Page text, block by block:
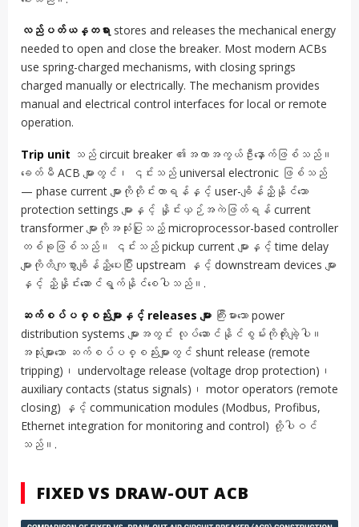
လည်ပတ်ယန္တရား stores and releases the mechanical energy
needed to open and close the breaker. Most modern ACBs
use spring-charged mechanisms, with closing springs
charged manually or electrically. The mechanism provides
manual and electrical control interfaces for local or remote
operation.
Trip unit သည် circuit breaker ၏အကာအကွယ်ဦးနှောက်ဖြစ်သည်။
ခေတ်မီ ACB များတွင်၊ ၎င်းသည် universal electronic ဖြစ်သည်
— phase current များကိုတိုင်းတာရန်နှင့် user-ချိန်ညှိနိုင်သော
protection settings များနှင့် နှိုင်းယှဉ်အကဲဖြတ်ရန် current
transformer များကိုအသုံးပြုသည့် microprocessor-based controller
တစ်ခုဖြစ်သည်။ ၎င်းသည် pickup current များနှင့် time delay
များကိုတိကျစွာချိန်ညှိပေးပြီး upstream နှင့် downstream devices များ
နှင့် ညှိနှိုင်းဆောင်ရွက်နိုင်စေပါသည်။.
ဆက်စပ်ပစ္စည်းများနှင့် releases များ ကြီးမားသော power
distribution systems များအတွင်း လုပ်ဆောင်နိုင်စွမ်းကိုတိုးချဲ့ပါ။
အသုံးများသော ဆက်စပ်ပစ္စည်းများတွင် shunt release (remote
tripping)၊ undervoltage release (voltage drop protection)၊
auxiliary contacts (status signals)၊ motor operators (remote
closing) နှင့် communication modules (Modbus, Profibus,
Ethernet integration for monitoring and control) တို့ပါဝင်
သည်။.
FIXED VS DRAW-OUT ACB